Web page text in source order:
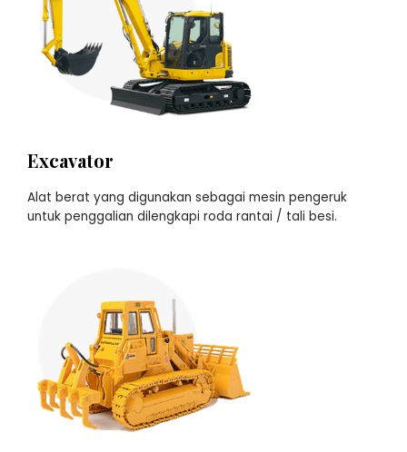
Excavator
Alat berat yang digunakan sebagai mesin pengeruk
untuk penggalian dilengkapi roda rantai / tali besi.